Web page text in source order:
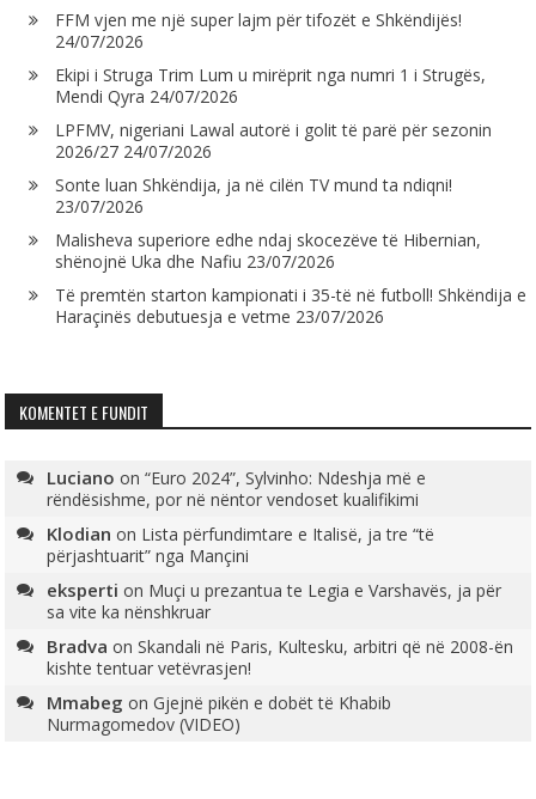
FFM vjen me një super lajm për tifozët e Shkëndijës!
24/07/2026
Ekipi i Struga Trim Lum u mirëprit nga numri 1 i Strugës,
Mendi Qyra 24/07/2026
LPFMV, nigeriani Lawal autorë i golit të parë për sezonin
2026/27 24/07/2026
Sonte luan Shkëndija, ja në cilën TV mund ta ndiqni!
23/07/2026
Malisheva superiore edhe ndaj skocezëve të Hibernian,
shënojnë Uka dhe Nafiu 23/07/2026
Të premtën starton kampionati i 35-të në futboll! Shkëndija e
Haraçinës debutuesja e vetme 23/07/2026
KOMENTET E FUNDIT
Luciano on“Euro 2024”, Sylvinho: Ndeshja më e
rëndësishme, por në nëntor vendoset kualifikimi
Klodian on Lista përfundimtare e Italisë, ja tre “të
përjashtuarit” nga Mançini
eksperti on Muçi u prezantua te Legia e Varshavës, ja për
sa vite ka nënshkruar
Bradva onSkandali në Paris, Kultesku, arbitri që në 2008-ën
kishte tentuar vetëvrasjen!
Mmabeg onGjejnë pikën e dobët të Khabib
Nurmagomedov (VIDEO)